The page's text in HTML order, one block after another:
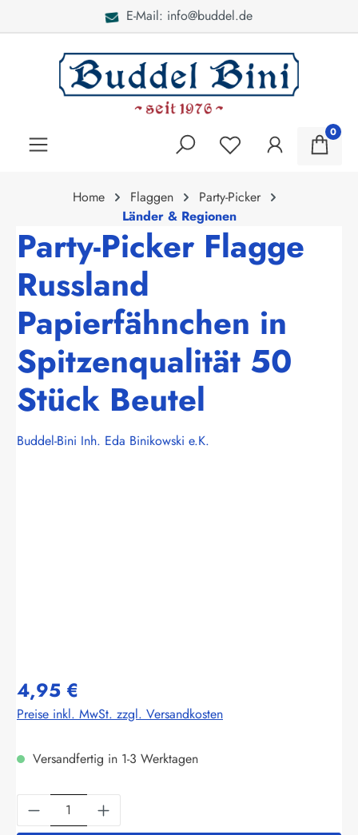
E-Mail: info@buddel.de
0
Home Flaggen
Party-Picker
Länder & Regionen
Party-Picker Flagge
Russland
Papierfähnchen in
Spitzenqualität 50
Stück Beutel
Buddel-Bini Inh. Eda Binikowski e.K.
4,95 €
Preise inkl. MwSt. zzgl. Versandkosten
Versandfertig in 1-3 Werktagen
Produkt Anzahl: Gib den gewünschten